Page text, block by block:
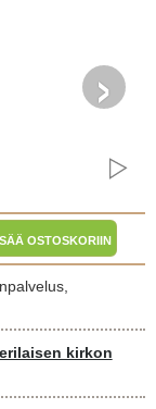
›
OSTOSKORIIN
kirkon